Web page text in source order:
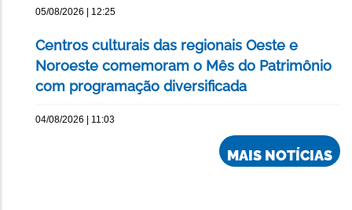
05/08/2026 | 12:25
Centros culturais das regionais Oeste e
Noroeste comemoram o Mês do Patrimônio
com programação diversificada
04/08/2026 | 11:03
MAIS NOTÍCIAS